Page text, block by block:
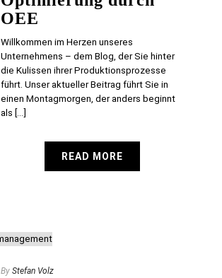
OEE
Willkommen im Herzen unseres
Unternehmens – dem Blog, der Sie hinter
die Kulissen ihrer Produktionsprozesse
führt. Unser aktueller Beitrag führt Sie in
einen Montagmorgen, der anders beginnt
als [...]
READ MORE
By Stefan Volz